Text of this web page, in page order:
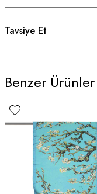
Tavsiye Et
Benzer Ürünler